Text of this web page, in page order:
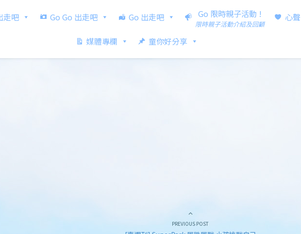
走吧 Go Go 出走吧 Go 出走吧 Go 限時親子活動 !
限時親子活動介紹及回顧
心
媒體專欄 童你好分享
PREVIOUS POST